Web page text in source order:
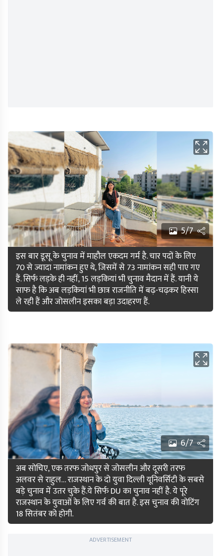
5/7
इस बार डूसू के चुनाव में माहौल एकदम गर्म है. चार पदों के लिए
70 से ज्यादा नामांकन हुए थे, जिसमें से 73 नामांकन सही पाए गए
हैं. सिर्फ लड़के ही नहीं, 15 लड़कियां भी चुनाव मैदान में हैं. यानी ये
साफ है कि अब लड़कियां भी छात्र राजनीति में बढ़-चढ़कर हिस्सा
ले रही हैं और जोसलीन इसका बड़ा उदाहरण हैं.
6/7
अब सोचिए, एक तरफ जोधपुर से जोसलीन और दूसरी तरफ
अलवर से राहुल… राजस्थान के दो युवा दिल्ली यूनिवर्सिटी के सबसे
बड़े चुनाव में उतर चुके हैं.ये सिर्फ DU का चुनाव नहीं है. ये पूरे
राजस्थान के युवाओं के लिए गर्व की बात है. इस चुनाव की वोटिंग
18 सितंबर को होगी.
ADVERTISEMENT